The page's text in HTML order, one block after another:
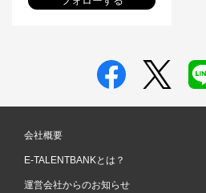
会社概要
E-TALENTBANKとは？
運営会社からのお知らせ